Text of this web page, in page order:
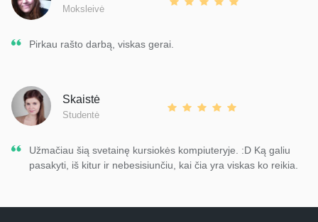
Moksleivė
Pirkau rašto darbą, viskas gerai.
Skaistė
Studentė
Užmačiau šią svetainę kursiokės kompiuteryje. :D Ką galiu
pasakyti, iš kitur ir nebesisiunčiu, kai čia yra viskas ko reikia.